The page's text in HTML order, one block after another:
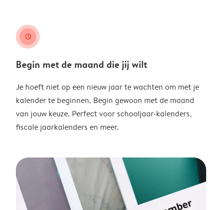
clock
Begin met de maand die jij wilt
Je hoeft niet op een nieuw jaar te wachten om met je
kalender te beginnen. Begin gewoon met de maand
van jouw keuze. Perfect voor schooljaar-kalenders,
fiscale jaarkalenders en meer.